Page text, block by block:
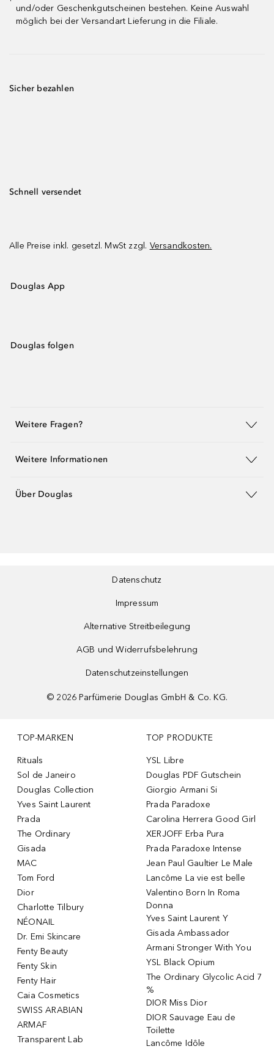
¹
und/oder Geschenkgutscheinen bestehen. Keine Auswahl
möglich bei der Versandart Lieferung in die Filiale.
Sicher bezahlen
Schnell versendet
Alle Preise inkl. gesetzl. MwSt zzgl. Versandkosten.
Douglas App
Douglas folgen
Weitere Fragen?
Weitere Informationen
Über Douglas
Datenschutz
Impressum
Alternative Streitbeilegung
AGB und Widerrufsbelehrung
Datenschutzeinstellungen
© 2026 Parfümerie Douglas GmbH & Co. KG.
TOP-MARKEN
Rituals
Sol de Janeiro
Douglas Collection
Yves Saint Laurent
Prada
The Ordinary
Gisada
MAC
Tom Ford
Dior
Charlotte Tilbury
NÉONAIL
Dr. Emi Skincare
Fenty Beauty
Fenty Skin
Fenty Hair
Caia Cosmetics
SWISS ARABIAN
ARMAF
Transparent Lab
TOP PRODUKTE
YSL Libre
Douglas PDF Gutschein
Giorgio Armani Si
Prada Paradoxe
Carolina Herrera Good Girl
XERJOFF Erba Pura
Prada Paradoxe Intense
Jean Paul Gaultier Le Male
Lancôme La vie est belle
Valentino Born In Roma
Donna
Yves Saint Laurent Y
Gisada Ambassador
Armani Stronger With You
YSL Black Opium
The Ordinary Glycolic Acid 7
%
DIOR Miss Dior
DIOR Sauvage Eau de
Toilette
Lancôme Idôle